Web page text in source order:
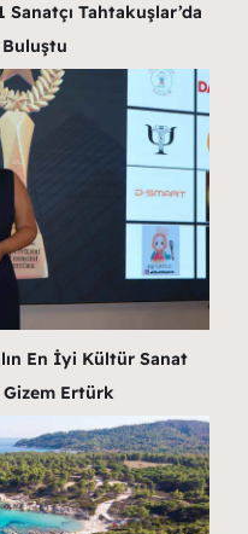
Tahtakuşlar’da
Buluştu
En İyi Kültür Sanat
Gizem Ertürk